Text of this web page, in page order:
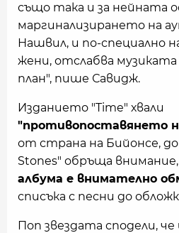
също така и за нейната
маргинализирането на
Нашвил, и по-специално
жени, отслабва музиката
план", пише Савидж.
Изданието "Time" хвали
"противопоставянето
от страна на Бийонсе,
Stones" обръща внимание,
албума е внимателно
списъка с песни до
Поп звездата сподели,